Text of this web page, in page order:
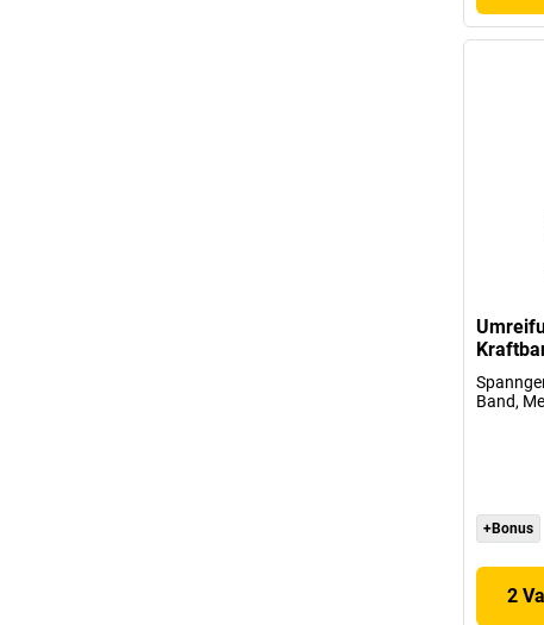
Band,
+Bonus
2